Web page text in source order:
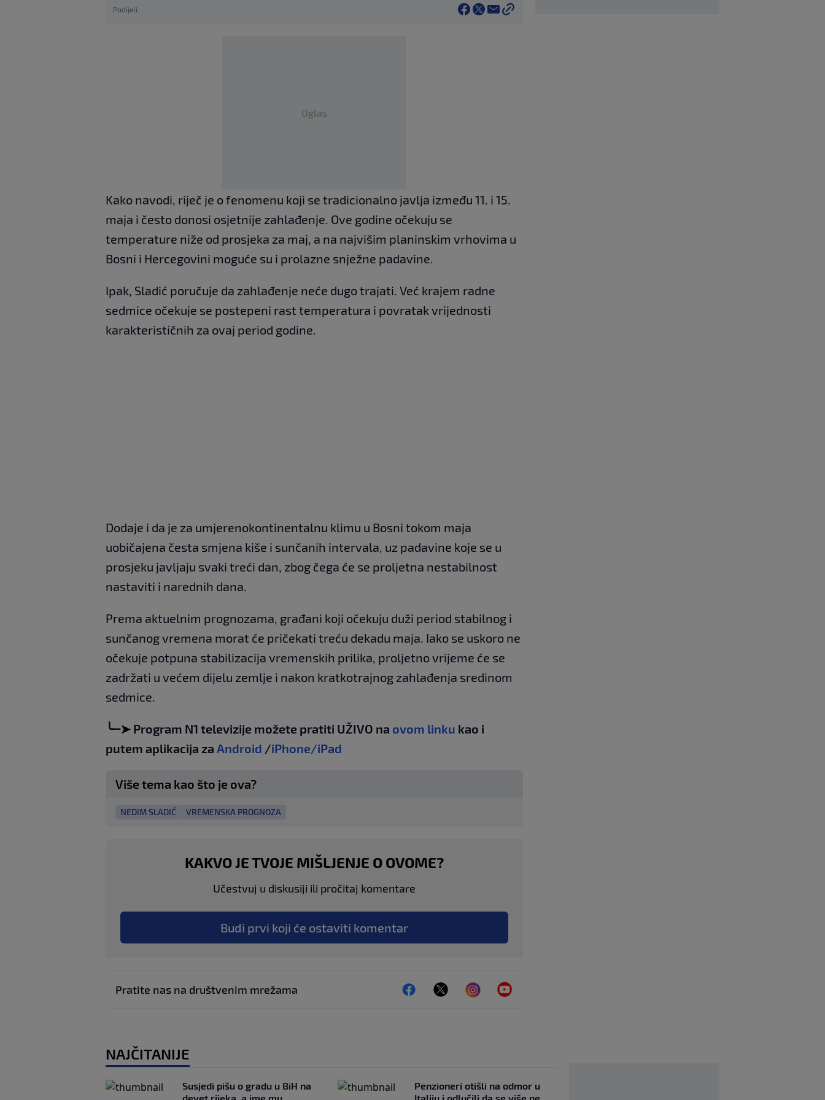
Podijeli
Oglas
Kako navodi, riječ je o fenomenu koji se tradicionalno javlja između 11. i 15.
maja i često donosi osjetnije zahlađenje. Ove godine očekuju se
temperature niže od prosjeka za maj, a na najvišim planinskim vrhovima u
Bosni i Hercegovini moguće su i prolazne snježne padavine.
Ipak, Sladić poručuje da zahlađenje neće dugo trajati. Već krajem radne
sedmice očekuje se postepeni rast temperatura i povratak vrijednosti
karakterističnih za ovaj period godine.
Dodaje i da je za umjerenokontinentalnu klimu u Bosni tokom maja
uobičajena česta smjena kiše i sunčanih intervala, uz padavine koje se u
prosjeku javljaju svaki treći dan, zbog čega će se proljetna nestabilnost
nastaviti i narednih dana.
Prema aktuelnim prognozama, građani koji očekuju duži period stabilnog i
sunčanog vremena morat će pričekati treću dekadu maja. Iako se uskoro ne
očekuje potpuna stabilizacija vremenskih prilika, proljetno vrijeme će se
zadržati u većem dijelu zemlje i nakon kratkotrajnog zahlađenja sredinom
sedmice.
╰┈➤ Program N1 televizije možete pratiti UŽIVO na ovom linku kao i
putem aplikacija za Android /iPhone/iPad
Više tema kao što je ova?
NEDIM SLADIĆ VREMENSKA PROGNOZA
KAKVO JE TVOJE MIŠLJENJE O OVOME?
Učestvuj u diskusiji ili pročitaj komentare
Budi prvi koji će ostaviti komentar
Pratite nas na društvenim mrežama
NAJČITANIJE
Susjedi pišu o gradu u BiH na
Penzioneri otišli na odmor u